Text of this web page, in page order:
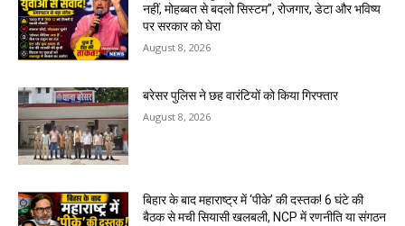
नहीं, मोहब्बत से बदलो सिस्टम”, रोजगार, डेटा और भविष्य
पर सरकार को घेरा
August 8, 2026
बरेसर पुलिस ने छह वारंटियों को किया गिरफ्तार
August 8, 2026
बिहार के बाद महाराष्ट्र में ‘पीके’ की दस्तक! 6 घंटे की
बैठक से मची सियासी खलबली, NCP में रणनीति या संगठन